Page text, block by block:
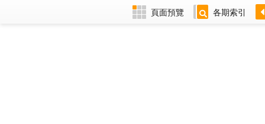
頁面預覽 各期索引